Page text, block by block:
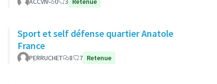
Sport et self défense quartier Anatole
France
PERRUCHET 8 7 Retenue